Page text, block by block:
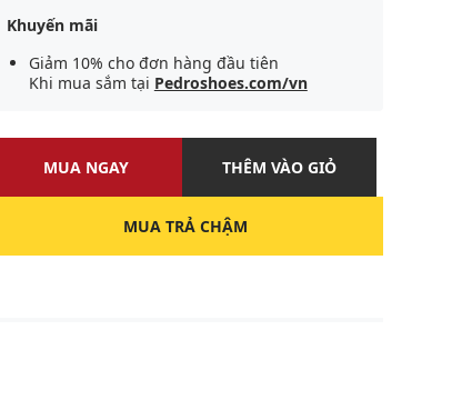
Khuyến mãi
Giảm 10% cho đơn hàng đầu tiên
Khi mua sắm tại Pedroshoes.com/vn
MUA NGAY THÊM VÀO GIỎ
MUA TRẢ CHẬM